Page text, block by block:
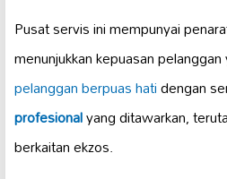
Pusat servis ini mempunyai
menunjukkan kepuasan
pelanggan berpuas hatidengan
profesionalyang ditawarkan,
berkaitan ekzos.